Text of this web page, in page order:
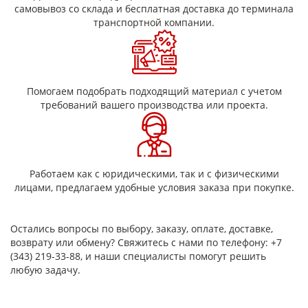
элементов машин и механизмов, а также различных
конструкционных деталей.
Условия эксплуатации
В воздушной среде при частоте тока 50 Гц стеклотекстолит
при температуре 15–35 °С и нормальной влажности —
при напряжении свыше 1·10³ В;
при температуре 38–42 °С и повышенной влажности —
при напряжении до 1·10³ В.
После кондиционирования в условиях повышенной
относительной влажности материал сохраняет стабильное
объемное электрическое сопротивление и допустимые
эксплуатации.
Технические характеристики и
контроль качества
самовывоз со склада и бесплатная доставка до терминала
транспортной компании.
Помогаем подобрать подходящий материал с учетом
требований вашего производства или проекта.
Работаем как с юридическими, так и с физическими
лицами, предлагаем удобные условия заказа при покупке.
Остались вопросы по выбору, заказу, оплате, доставке,
возврату или обмену? Свяжитесь с нами по телефону: +7
(343) 219-33-88, и наши специалисты помогут решить
любую задачу.